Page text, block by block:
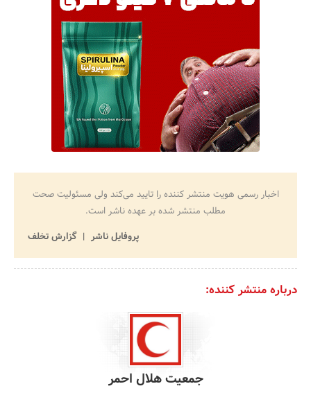
اخبار رسمی هویت منتشر کننده را تایید می‌کند ولی مسئولیت صحت
مطلب منتشر شده بر عهده ناشر است.
پروفایل ناشر
گزارش تخلف
درباره منتشر کننده:
جمعیت هلال احمر